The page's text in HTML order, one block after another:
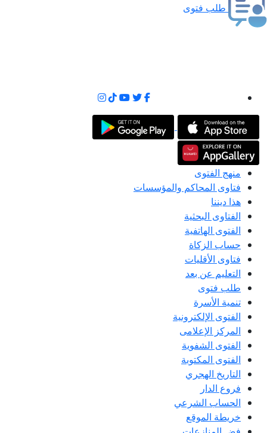
طلب فتوى
منهج الفتوى
فتاوى المحاكم والمؤسسات
هذا ديننا
الفتاوى البحثية
الفتوى الهاتفية
حساب الزكاة
فتاوى الأقليات
التعليم عن بعد
طلب فتوى
تنمية الأسرة
الفتوى الإلكترونية
المركز الإعلامى
الفتوى الشفوية
الفتوى المكتوبة
التاريخ الهجري
فروع الدار
الحساب الشرعي
خريطة الموقع